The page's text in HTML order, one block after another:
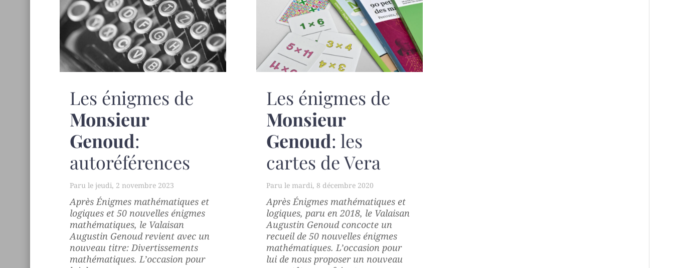
Les énigmes de
Monsieur
Genoud:
autoréférences
jeudi, 2 novembre 2023
AprèsÉnigmes mathématiques et
logiques et 50 nouvelles énigmes
mathématiques, le Valaisan
Augustin Genoud revient avec un
nouveau titre:Divertissements
mathématiques. L’occasion pour
Les énigmes de
Monsieur
Genoud: les
cartes de Vera
mardi, 8 décembre 2020
AprèsÉnigmes mathématiques et
logiques, paru en 2018, le Valaisan
Augustin Genoud concocte un
recueil de 50 nouvelles énigmes
mathématiques. L’occasion pour
lui de nous proposer un nouveau